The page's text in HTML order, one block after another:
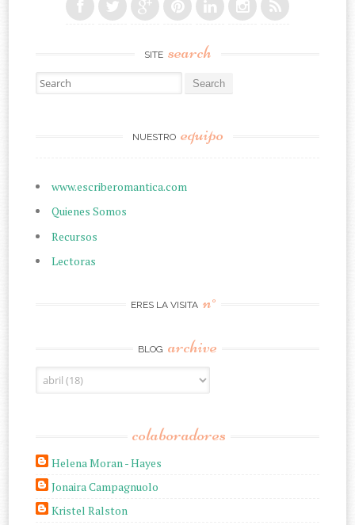
SITE search
Search for:
NUESTRO equipo
www.escriberomantica.com
Quienes Somos
Recursos
Lectoras
ERES LA VISITA n°
BLOG archive
colaboradores
Helena Moran - Hayes
Jonaira Campagnuolo
Kristel Ralston